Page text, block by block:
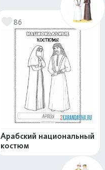
86
Арабский национальный
костюм